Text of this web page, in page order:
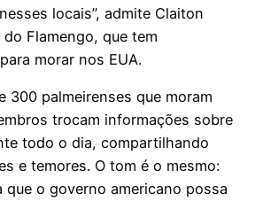
locais”, admite Claiton
Flamengo, que tem
morar nos EUA.
300 palmeirenses que moram
trocam informações sobre
todo o dia, compartilhando
e temores. O tom é o mesmo:
que o governo americano possa